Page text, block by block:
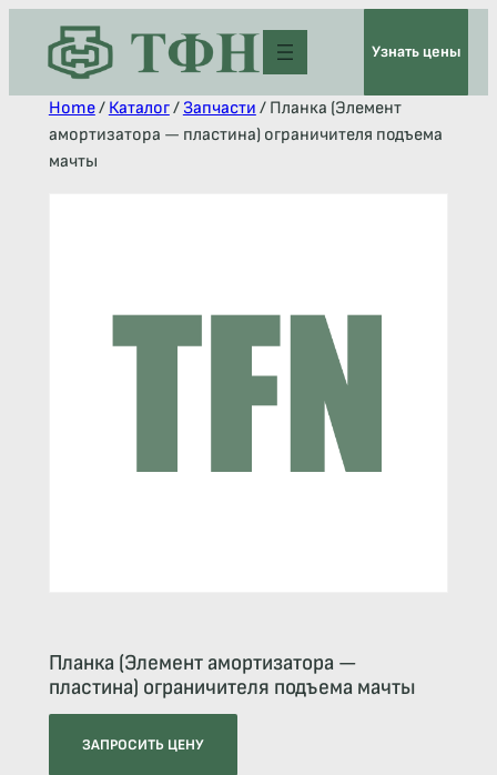
Узнать цены
Home/ Каталог/ Запчасти / Планка (Элемент
амортизатора — пластина) ограничителя подъема
мачты
Планка (Элемент амортизатора —
пластина) ограничителя подъема мачты
ЗАПРОСИТЬ ЦЕНУ